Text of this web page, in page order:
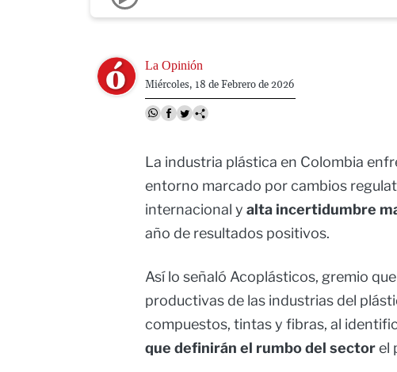
Image La Opinión
Miércoles, 18 de Febrero de 2026
La industria plástica en Colombia
entorno marcado por cambios
internacional y alta incertidumbre
año de resultados positivos.
Así lo señaló Acoplásticos, gremio
productivas de las industrias del
compuestos, tintas y fibras, al
que definirán el rumbo del sectorel